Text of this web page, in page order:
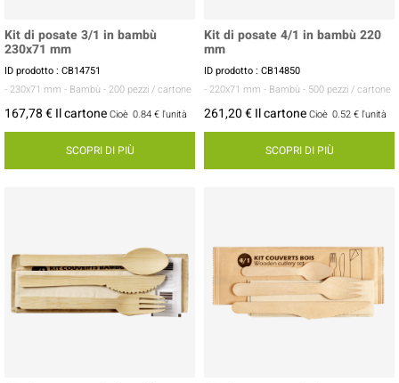
Kit di posate 3/1 in bambù
230x71 mm
ID prodotto : CB14751
- 230x71 mm - Bambù - 200 pezzi / cartone
167,78 € Il cartoneCioè 0.84 € l'unità
SCOPRI DI PIÙ
Kit di posate 4/1 in bambù 220
mm
ID prodotto : CB14850
- 220x71 mm - Bambù - 500 pezzi / cartone
261,20 € Il cartoneCioè 0.52 € l'unità
SCOPRI DI PIÙ